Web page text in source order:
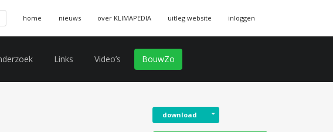
home nieuws over KLIMAPEDIA uitleg website inloggen
Links Video’s BouwZo
download